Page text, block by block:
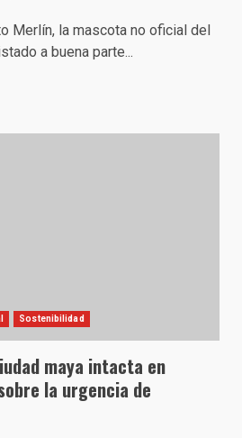
Merlín, la mascota no oficial del
a buena parte...
Sostenibilidad
maya intacta en
la urgencia de